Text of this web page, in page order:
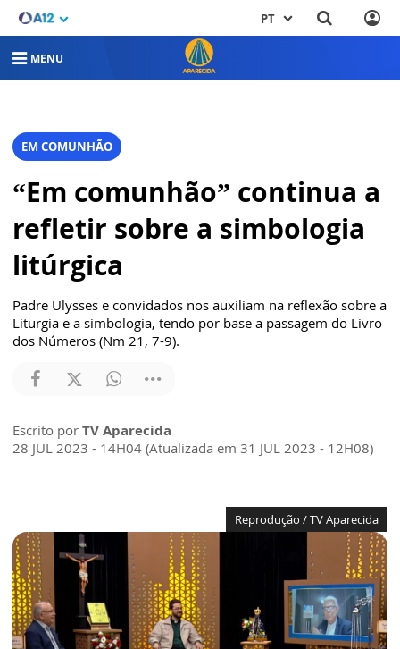
PT
MENU
EM COMUNHÃO
“Em comunhão” continua a
refletir sobre a simbologia
litúrgica
Padre Ulysses e convidados nos auxiliam na reflexão sobre a
Liturgia e a simbologia, tendo por base a passagem do Livro
dos Números (Nm 21, 7-9).
Escrito por TV Aparecida
28 JUL 2023 - 14H04 (Atualizada em 31 JUL 2023 - 12H08)
Reprodução / TV Aparecida